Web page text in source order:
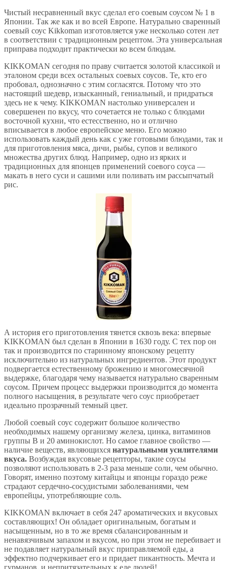
Чистый несравненный вкус сделал его соевым соусом № 1 в
Японии. Так же как и во всей Европе. Натурально сваренный
соевый соус Kikkoman изготовляется уже несколько сотен лет
в соответствии с традиционным рецептом. Эта универсальная
приправа подходит практически ко всем блюдам.
KIKKOMAN сегодня по праву считается золотой классикой и
эталоном среди всех остальных соевых соусов. Те, кто его
пробовал, однозначно с этим согласятся. Потому что это
настоящий шедевр, изысканный, гениальный, и придраться
здесь не к чему. KIKKOMAN настолько универсален и
совершенен по вкусу, что сочетается не только с блюдами
восточной кухни, что естесственно, но и отлично
вписывается в любое европейское меню. Его можно
использовать каждый день как с уже готовыми блюдами, так и
для приготовления мяса, дичи, рыбы, супов и великого
множества других блюд. Например, одно из ярких и
традиционных для японцев применений соевого соуса —
макать в него суси и сашими или поливать им рассыпчатый
рис.
А история его приготовления тянется сквозь века: впервые
KIKKOMAN был сделан в Японии в 1630 году. С тех пор он
так и производится по старинному японскому рецепту
исключительно из натуральных ингредиентов. Этот продукт
подвергается естественному брожению и многомесячной
выдержке, благодаря чему называется натурально сваренным
соусом. Причем процесс выдержки производится до момента
полного насыщения, в результате чего соус приобретает
идеально прозрачный темный цвет.
Любой соевый соус содержит большое количество
необходимых нашему организму железа, цинка, витаминов
группы В и 20 аминокислот. Но самое главное свойство —
наличие веществ, являющихся натуральными усилителями
вкуса. Возбуждая вкусовые рецепторы, такие соусы
позволяют использовать в 2-3 раза меньше соли, чем обычно.
Говорят, именно поэтому китайцы и японцы гораздо реже
страдают сердечно-сосудистыми заболеваниями, чем
европейцы, употребляющие соль.
KIKKOMAN включает в себя 247 ароматических и вкусовых
составляющих! Он обладает оригинальным, богатым и
насыщенным, но в то же время сбалансированным и
ненавязчивым запахом и вкусом, но при этом не перебивает и
не подавляет натуральный вкус приправляемой еды, а
эффектно подчеркивает его и придает пикантность. Мечта и
гурманов, и непритязательных к еде людей!